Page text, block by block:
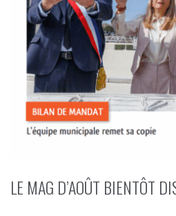
LE MAG D’AOÛT BIENTÔT